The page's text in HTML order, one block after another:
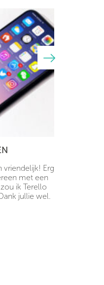
vriendelijk! Erg
met een
ik Terello
jullie wel.